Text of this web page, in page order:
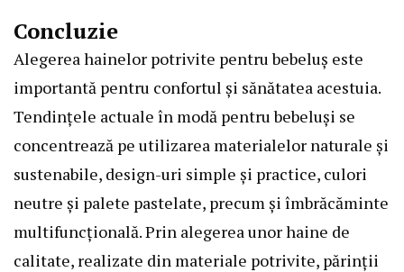
Concluzie
Alegerea hainelor potrivite pentru bebeluș este
importantă pentru confortul și sănătatea acestuia.
Tendințele actuale în modă pentru bebeluși se
concentrează pe utilizarea materialelor naturale și
sustenabile, design-uri simple și practice, culori
neutre și palete pastelate, precum și îmbrăcăminte
multifuncțională. Prin alegerea unor haine de
calitate, realizate din materiale potrivite, părinții